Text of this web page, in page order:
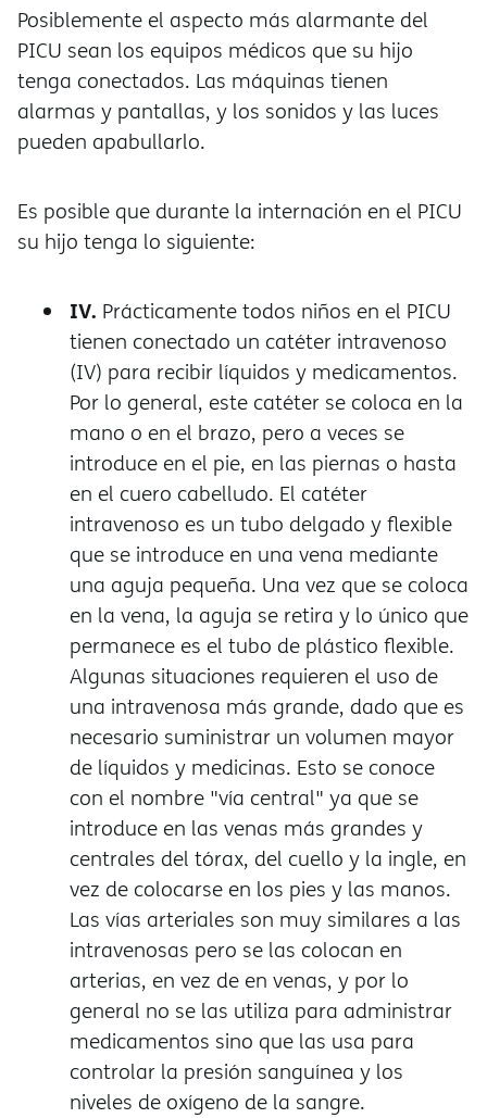
Posiblemente el aspecto más alarmante del
PICU sean los equipos médicos que su hijo
tenga conectados. Las máquinas tienen
alarmas y pantallas, y los sonidos y las luces
pueden apabullarlo.
Es posible que durante la internación en el PICU
su hijo tenga lo siguiente:
IV. Prácticamente todos niños en el PICU
tienen conectado un catéter intravenoso
(IV) para recibir líquidos y medicamentos.
Por lo general, este catéter se coloca en la
mano o en el brazo, pero a veces se
introduce en el pie, en las piernas o hasta
en el cuero cabelludo. El catéter
intravenoso es un tubo delgado y flexible
que se introduce en una vena mediante
una aguja pequeña. Una vez que se coloca
en la vena, la aguja se retira y lo único que
permanece es el tubo de plástico flexible.
Algunas situaciones requieren el uso de
una intravenosa más grande, dado que es
necesario suministrar un volumen mayor
de líquidos y medicinas. Esto se conoce
con el nombre "vía central" ya que se
introduce en las venas más grandes y
centrales del tórax, del cuello y la ingle, en
vez de colocarse en los pies y las manos.
Las vías arteriales son muy similares a las
intravenosas pero se las colocan en
arterias, en vez de en venas, y por lo
general no se las utiliza para administrar
medicamentos sino que las usa para
controlar la presión sanguínea y los
niveles de oxígeno de la sangre.